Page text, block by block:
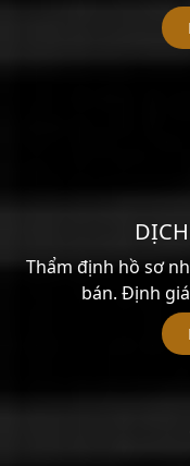
Thẩm định hồ sơ
bán. Định